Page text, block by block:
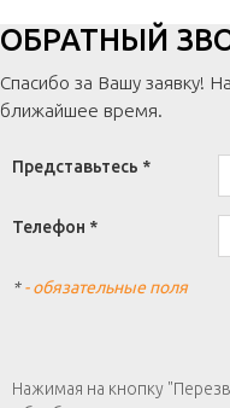
ОБРАТНЫЙ
Спасибо за Вашу заявку!
ближайшее время.
Представьтесь *
Телефон *
*- обязательные поля
Нажимая на кнопку